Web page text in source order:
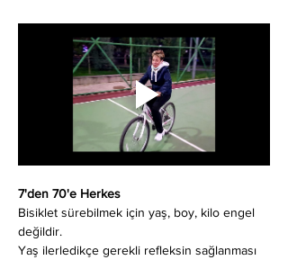
7'den 70'e Herkes
Bisiklet sürebilmek için yaş, boy, kilo engel
değildir.
Yaş ilerledikçe gerekli refleksin sağlanması